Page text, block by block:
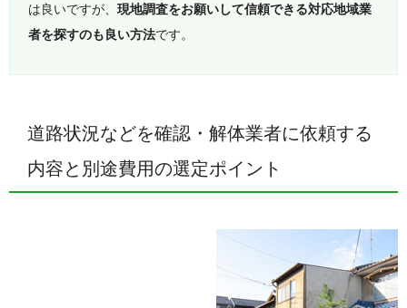
は良いですが、 現地調査をお願いして信頼できる対応地域業
者を探すのも良い方法です。
道路状況などを確認・解体業者に依頼する
内容と別途費用の選定ポイント